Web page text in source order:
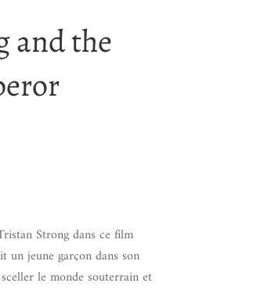
and the
Strong dans ce film
un jeune garçon dans son
le monde souterrain et